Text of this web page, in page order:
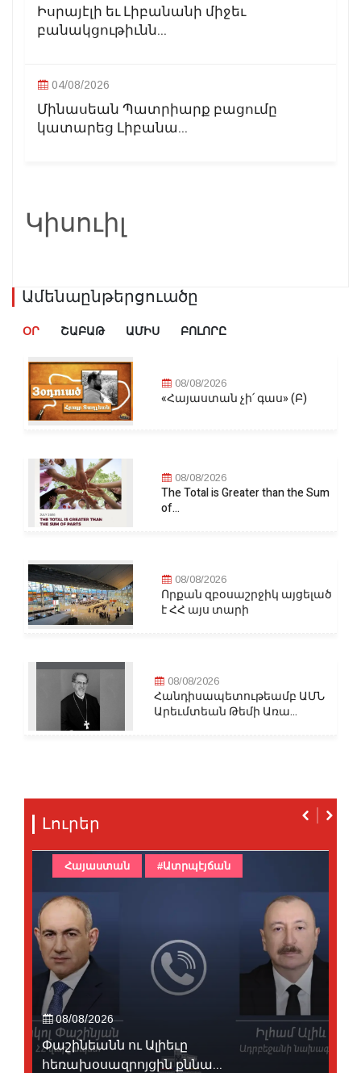
Իսրայէլի եւ Լիբանանի միջեւ
բանակցութիւնն...
04/08/2026
Մինասեան Պատրիարք բացումը
կատարեց Լիբանա...
Կիսուիլ
Ամենաընթերցուածը
ՕՐ ՇԱԲԱԹ ԱՄԻՍ ԲՈԼՈՐԸ
08/08/2026
«Հայաստան չի՛ գաս» (Բ)
08/08/2026
The Total is Greater than the Sum
of...
08/08/2026
Որքան զբօսաշրջիկ այցելած
է ՀՀ այս տարի
08/08/2026
Հանդիսապետութեամբ ԱՄՆ
Արեւմտեան Թեմի Առա...
Լուրեր
08/08/2026
Փաշինեանն ու Ալիեւը
հեռախօսազրոյցին քննա...
Հայաստան #Ատրպէյճան